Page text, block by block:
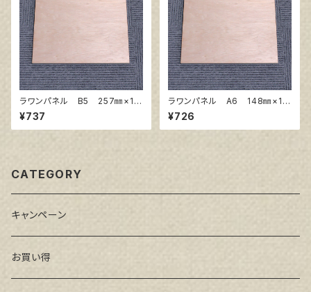
ラワンパネル B5 257㎜×18
2㎜
¥737
ラワンパネル A6 148㎜×10
5㎜
¥726
CATEGORY
キャンペーン
お買い得